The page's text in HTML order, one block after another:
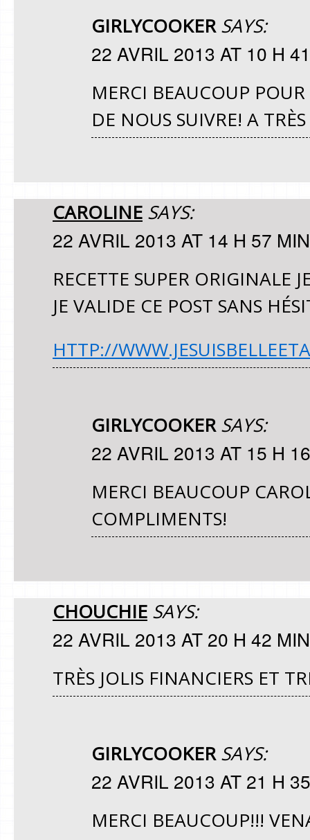
GIRLYCOOKER SAYS:
22 AVRIL 2013 AT 10 H
MERCI BEAUCOUP
DE NOUS SUIVRE! A
CAROLINE SAYS:
22 AVRIL 2013 AT 14 H 57 MIN
RECETTE SUPER ORIGINALE
JE VALIDE CE POST SANS
HTTP://
GIRLYCOOKER SAYS:
22 AVRIL 2013 AT 15 H
MERCI BEAUCOUP
COMPLIMENTS!
CHOUCHIE SAYS:
22 AVRIL 2013 AT 20 H 42 MIN
TRÈS JOLIS FINANCIERS ET
GIRLYCOOKER SAYS:
22 AVRIL 2013 AT 21 H
MERCI BEAUCOUP!!!